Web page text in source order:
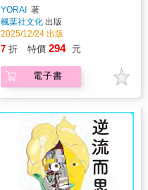
YORAI
著
楓葉社文化 出版
2025/12/24 出版
7 折 特價 294 元
電子書